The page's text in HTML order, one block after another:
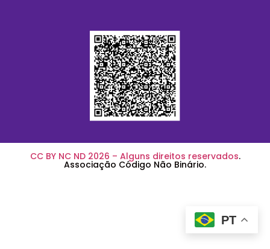
CC BY NC ND 2026 – Alguns direitos reservados.
Associação Código Não Binário.
PT